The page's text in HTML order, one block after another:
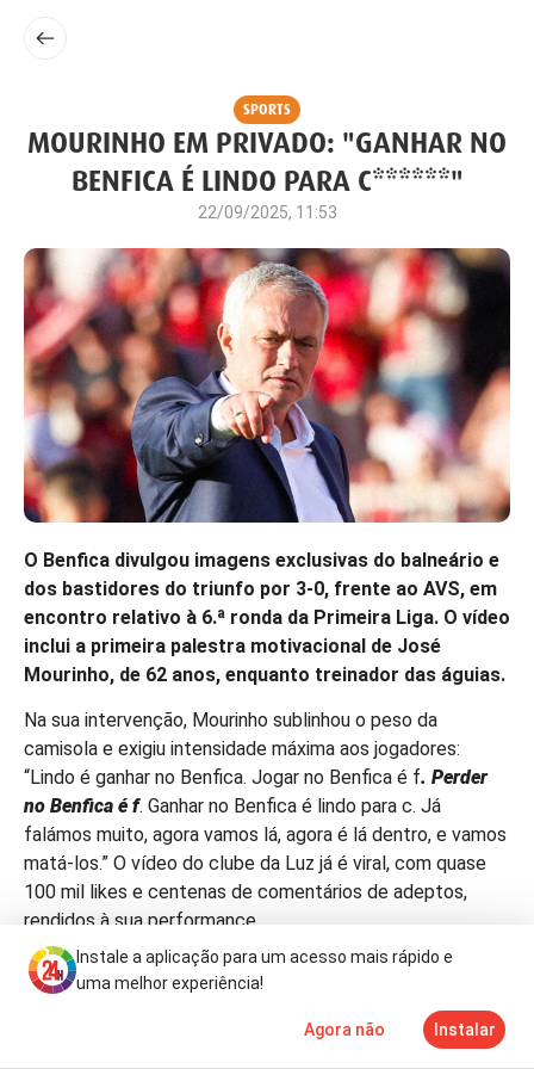
SPORTS
MOURINHO EM PRIVADO: "GANHAR NO
BENFICA É LINDO PARA C******"
22/09/2025, 11:53
O Benfica divulgou imagens exclusivas do balneário e
dos bastidores do triunfo por 3-0, frente ao AVS, em
encontro relativo à 6.ª ronda da Primeira Liga. O vídeo
inclui a primeira palestra motivacional de José
Mourinho, de 62 anos, enquanto treinador das águias.
Na sua intervenção, Mourinho sublinhou o peso da
camisola e exigiu intensidade máxima aos jogadores:
“Lindo é ganhar no Benfica. Jogar no Benfica é f. Perder
no Benfica é f. Ganhar no Benfica é lindo para c. Já
falámos muito, agora vamos lá, agora é lá dentro, e vamos
matá-los.” O vídeo do clube da Luz já é viral, com quase
100 mil likes e centenas de comentários de adeptos,
rendidos à sua performance.
Com o resultado positivo no sábado, o Benfica regressou
às vitórias e ocupa o 2.º lugar da tabela, somando 13
pontos, menos cinco do que o líder FC Porto, mas com
um jogo em atraso. Já o AVS, orientado interinamente por
Mais
Instale a aplicação para um acesso mais rápido e
uma melhor experiência!
Agora não Instalar